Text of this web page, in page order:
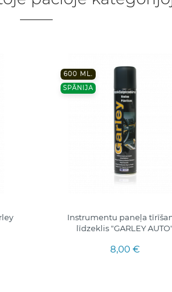
600 ML.
SPĀNIJA
Instrumentu paneļa
līdzeklis "GARLEY AUTO"
8,00 €